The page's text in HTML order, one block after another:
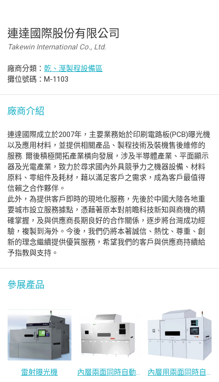
連達國際股份有限公司
Takewin International Co., Ltd.
廠商分類： 乾、溼製程設備區
攤位號碼：M-1103
廠商介紹
連達國際成立於2007年，主要業務始於印刷電路板(PCB)曝光機
以及應用材料，並提供相關產品、製程技術及裝機售後維修的
服務. 爾後積極開拓產業橫向發展，涉及半導體產業、平面顯示
器及光電產業，致力於尋求國內外具競爭力之機器設備、材料
原料、零組件及耗材，藉以滿足客戶之需求，成為客戶最值得
信賴之合作夥伴。
此外，為提供客戶即時的現地化服務，先後於中國大陸各地重
要城市設立服務據點，憑藉著原本對前瞻科技新知與商機的精
確掌握，及與供應商長期良好的合作關係，逐步將台灣成功經
驗，複製到海外。今後，我們仍將本著誠信、熱忱、尊重、創
新的理念繼續提供優質服務，希望我們的客戶與供應商持續給
予指教與支持。
參展產品
雷射曝光機 內層兩面同時自動曝光機 內層用兩面同時自動曝光機